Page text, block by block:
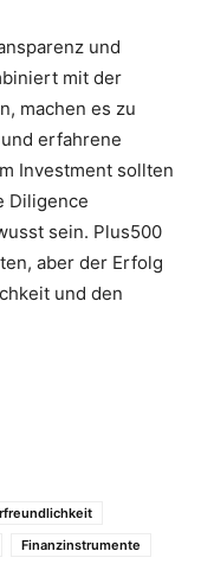
und
mit der
machen es zu
erfahrene
Investment sollten
Diligence
sein. Plus500
aber der Erfolg
und den
Finanzinstrumente